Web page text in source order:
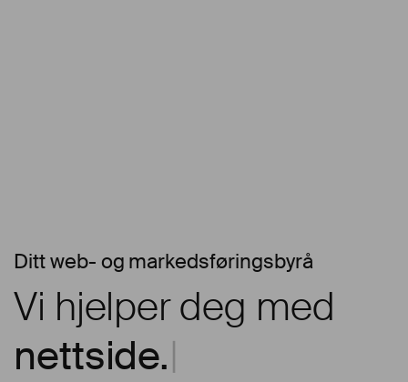
Ditt web- og markedsføringsbyrå
Vi hjelper deg med
nettside.